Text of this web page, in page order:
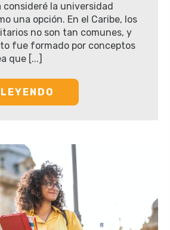
la universidad
una opción. En el Caribe, los
no son tan comunes, y
fue formado por conceptos
que [...]